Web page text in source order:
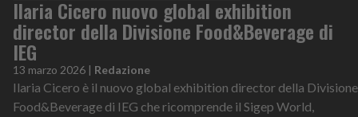
Ilaria Cicero nuovo global exhibition
director della Divisione Food&Beverage di
IEG
13 marzo 2026 | Redazione
Ilaria Cicero è il nuovo global exhibition director della Divisione
Food&Beverage di IEG che ricomprende il Sigep World,